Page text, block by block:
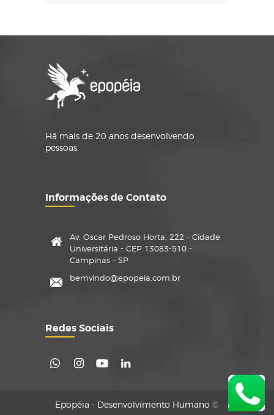
Há mais de 20 anos desenvolvendo
pessoas.
Informações de Contato
Av. Oscar Pedroso Horta, 222 - Cidade
Universitária - CEP 13083-510 -
Campinas – SP
bemvindo@epopeia.com.br
Redes Sociais
Epopéia - Desenvolvimento Humano ©